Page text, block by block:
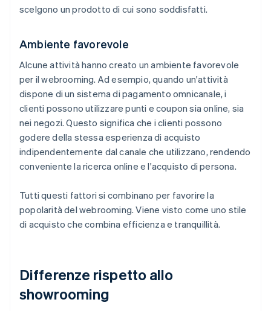
scelgono un prodotto di cui sono soddisfatti.
Ambiente favorevole
Alcune attività hanno creato un ambiente favorevole
per il webrooming. Ad esempio, quando un'attività
dispone di un sistema di pagamento omnicanale, i
clienti possono utilizzare punti e coupon sia online, sia
nei negozi. Questo significa che i clienti possono
godere della stessa esperienza di acquisto
indipendentemente dal canale che utilizzano, rendendo
conveniente la ricerca online e l'acquisto di persona.
Tutti questi fattori si combinano per favorire la
popolarità del webrooming. Viene visto come uno stile
di acquisto che combina efficienza e tranquillità.
Differenze rispetto allo
showrooming